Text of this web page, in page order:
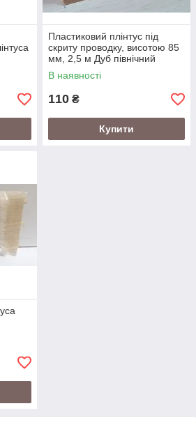
Пластиковий плінтус під
скриту проводку, висотою 85
мм, 2,5 м Дуб північний
В наявності
110 ₴
Купити